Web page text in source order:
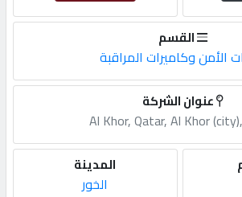
القسم
الأمن وكاميرات المراقبة
عنوان الشركة
Al Khor, Qatar, Al Khor
المدينة
الخور